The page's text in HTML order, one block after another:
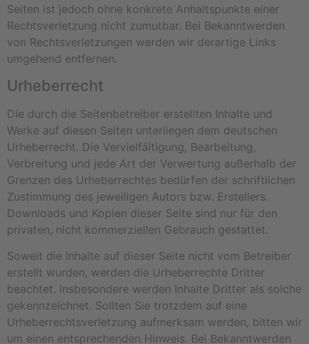
Seiten ist jedoch ohne konkrete Anhaltspunkte einer
Rechtsverletzung nicht zumutbar. Bei Bekanntwerden
von Rechtsverletzungen werden wir derartige Links
umgehend entfernen.
Urheberrecht
Die durch die Seitenbetreiber erstellten Inhalte und
Werke auf diesen Seiten unterliegen dem deutschen
Urheberrecht. Die Vervielfältigung, Bearbeitung,
Verbreitung und jede Art der Verwertung außerhalb der
Grenzen des Urheberrechtes bedürfen der schriftlichen
Zustimmung des jeweiligen Autors bzw. Erstellers.
Downloads und Kopien dieser Seite sind nur für den
privaten, nicht kommerziellen Gebrauch gestattet.
Soweit die Inhalte auf dieser Seite nicht vom Betreiber
erstellt wurden, werden die Urheberrechte Dritter
beachtet. Insbesondere werden Inhalte Dritter als solche
gekennzeichnet. Sollten Sie trotzdem auf eine
Urheberrechtsverletzung aufmerksam werden, bitten wir
um einen entsprechenden Hinweis. Bei Bekanntwerden